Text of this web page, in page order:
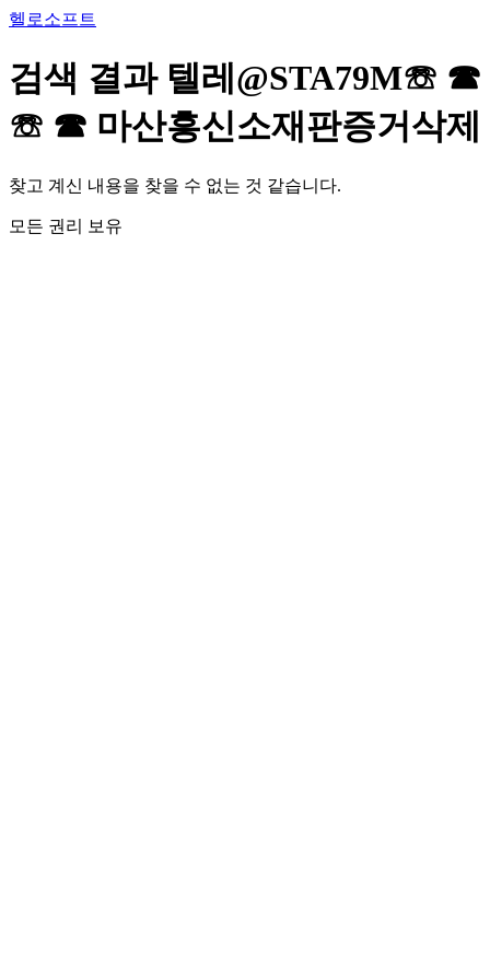
콘
츠
로
건
너
기
헬로소프트
검색 결과 텔레@STA79M☏ ☎
☏ ☎ 마산흥신소재판증거삭제
찾고 계신 내용을 찾을 수 없는 것 같습니다.
모든 권리 보유